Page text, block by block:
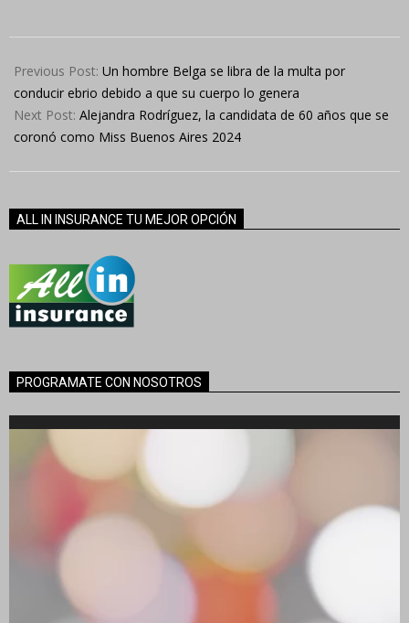
04-
25
Previous Post: Un hombre Belga se libra de la multa por
conducir ebrio debido a que su cuerpo lo genera
Next Post: Alejandra Rodríguez, la candidata de 60 años que se
coronó como Miss Buenos Aires 2024
ALL IN INSURANCE TU MEJOR OPCIÓN
PROGRAMATE CON NOSOTROS
Reproductor